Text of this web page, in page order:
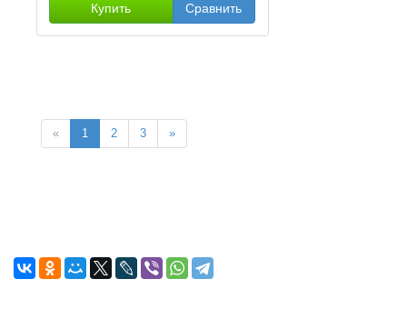
Купить Сравнить
« 1 2 3 »